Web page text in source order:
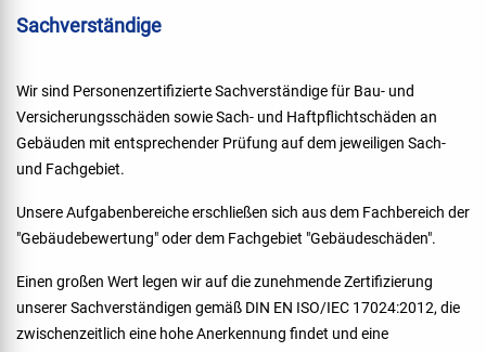
Sachverständige
Wir sind Personenzertifizierte Sachverständige für Bau- und
Versicherungsschäden sowie Sach- und Haftpflichtschäden an
Gebäuden mit entsprechender Prüfung auf dem jeweiligen Sach-
und Fachgebiet.
Unsere Aufgabenbereiche erschließen sich aus dem Fachbereich der
"Gebäudebewertung" oder dem Fachgebiet "Gebäudeschäden".
Einen großen Wert legen wir auf die zunehmende Zertifizierung
unserer Sachverständigen gemäß DIN EN ISO/IEC 17024:2012, die
zwischenzeitlich eine hohe Anerkennung findet und eine